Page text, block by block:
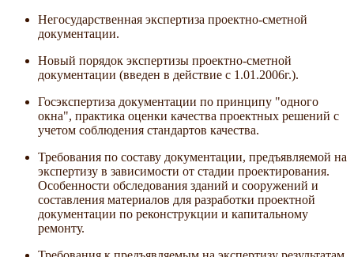
Негосударственная экспертиза проектно-сметной
документации.
Новый порядок экспертизы проектно-сметной
документации (введен в действие с 1.01.2006г.).
Госэкспертиза документации по принципу "одного
окна", практика оценки качества проектных решений с
учетом соблюдения стандартов качества.
Требования по составу документации, предъявляемой на
экспертизу в зависимости от стадии проектирования.
Особенности обследования зданий и сооружений и
составления материалов для разработки проектной
документации по реконструкции и капитальному
ремонту.